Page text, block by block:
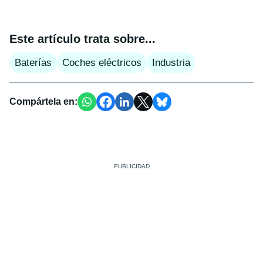
Este artículo trata sobre...
Baterías Coches eléctricos Industria
Compártela en: